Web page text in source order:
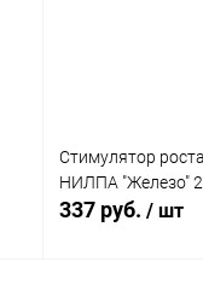
Стимулятор
НИЛПА "Железо"
337 руб. / шт